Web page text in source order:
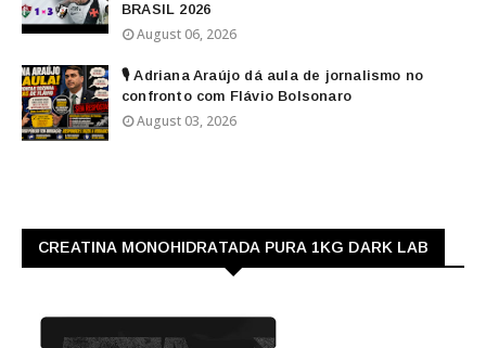
BRASIL 2026
August 06, 2026
🎙️ Adriana Araújo dá aula de jornalismo no
confronto com Flávio Bolsonaro
August 03, 2026
CREATINA MONOHIDRATADA PURA 1KG DARK LAB